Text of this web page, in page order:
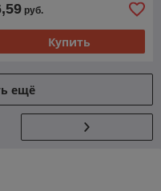
руб.
Купить
ещё